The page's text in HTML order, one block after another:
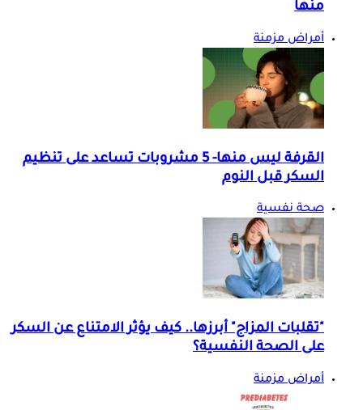
منها
أمراض مزمنة
القرفة ليس منها- 5 مشروبات تساعد على تنظيم
السكر قبل النوم
صحة نفسية
"تقلبات المزاج" أبرزها.. كيف يؤثر الامتناع عن السكر
على الصحة النفسية؟
أمراض مزمنة